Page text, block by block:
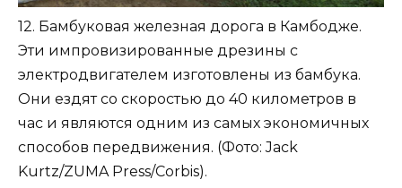
12. Бамбуковая железная дорога в Камбодже.
Эти импровизированные дрезины с
электродвигателем изготовлены из бамбука.
Они ездят со скоростью до 40 километров в
час и являются одним из самых экономичных
способов передвижения. (Фото: Jack
Kurtz/ZUMA Press/Corbis).